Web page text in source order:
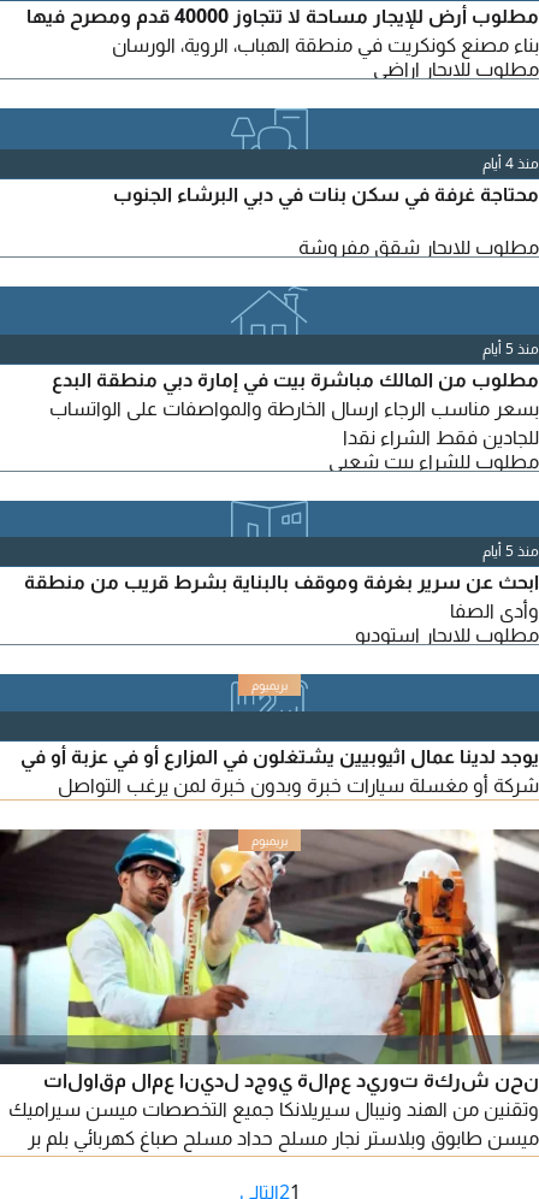
مطلوب أرض للإيجار مساحة لا تتجاوز 40000 قدم ومصرح فيها
بناء مصنع كونكريت في منطقة الهباب، الروية، الورسان
مطلوب للايجار اراضي
منذ 4 أيام
محتاجة غرفة في سكن بنات في دبي البرشاء الجنوب
مطلوب للايجار شقق مفروشة
منذ 5 أيام
مطلوب من المالك مباشرة بيت في إمارة دبي منطقة البدع
بسعر مناسب الرجاء ارسال الخارطة والمواصفات على الواتساب
للجادين فقط الشراء نقدا
مطلوب للشراء بيت شعبي
منذ 5 أيام
ابحث عن سرير بغرفة وموقف بالبناية بشرط قريب من منطقة
وأدى الصفا
مطلوب للايجار استوديو
يوجد لدينا عمال اثيوبيين يشتغلون في المزارع أو في عزبة أو في
شركة أو مغسلة سيارات خبرة وبدون خبرة لمن يرغب التواصل
نحن شركة توريد عمالة يوجد لدينا عمال مقاولات
وتقنين من الهند ونيبال سيريلانكا جميع التخصصات ميسن سيراميك
ميسن طابوق وبلاستر نجار مسلح حداد مسلح صباغ كهربائي بلم بر
حداد ولدر 3G و4G و6G نجار فنيشر هلبر
1
2التالي